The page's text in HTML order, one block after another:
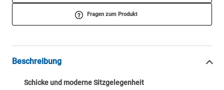
Fragen zum Produkt
Beschreibung
Schicke und moderne Sitzgelegenheit